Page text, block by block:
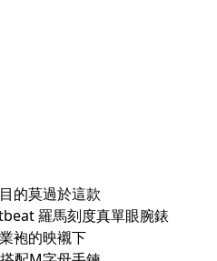
的莫過於這款
羅馬刻度真單眼腕錶
袍的映襯下